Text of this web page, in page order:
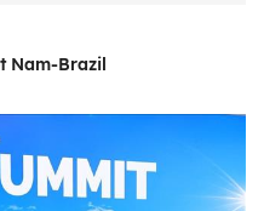
Nam-Brazil